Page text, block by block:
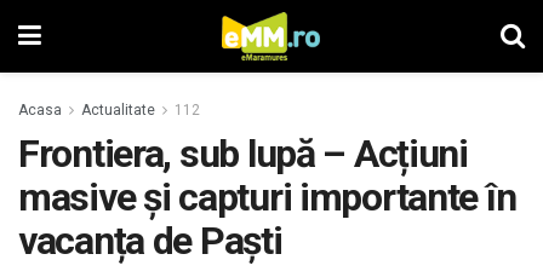
Acasa Actualitate 112
Frontiera, sub lupă – Acțiuni
masive și capturi importante în
vacanța de Paști